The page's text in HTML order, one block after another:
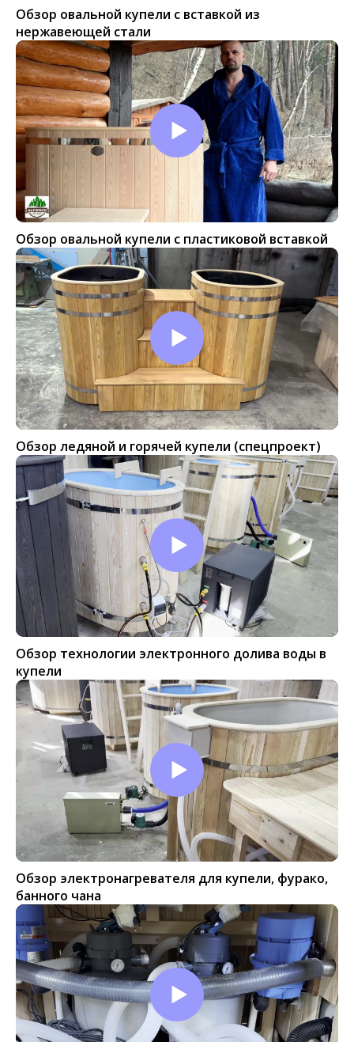
Обзор овальной купели с вставкой из
нержавеющей стали
Обзор овальной купели с пластиковой вставкой
Обзор ледяной и горячей купели (спецпроект)
Обзор технологии электронного долива воды в
купели
Обзор электронагревателя для купели, фурако,
банного чана